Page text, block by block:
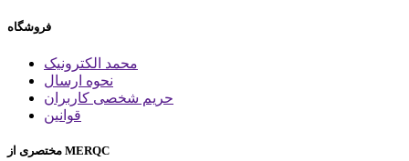
فروشگاه
محمد الکترونیک
نحوه ارسال
حریم شخصی کاربران
قوانین
مختصری از MERQC